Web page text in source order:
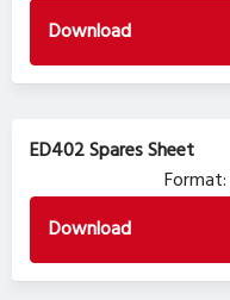
Download
ED402 Spares Sheet
Format:
Download